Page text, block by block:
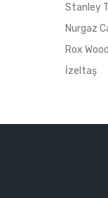
Stanley
Nurgaz
Rox Wood
İzeltaş